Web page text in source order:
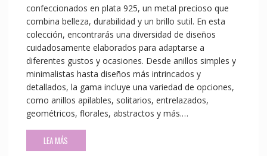
confeccionados en plata 925, un metal precioso que
combina belleza, durabilidad y un brillo sutil. En esta
colección, encontrarás una diversidad de diseños
cuidadosamente elaborados para adaptarse a
diferentes gustos y ocasiones. Desde anillos simples y
minimalistas hasta diseños más intrincados y
detallados, la gama incluye una variedad de opciones,
como anillos apilables, solitarios, entrelazados,
geométricos, florales, abstractos y más.…
LEA MÁS